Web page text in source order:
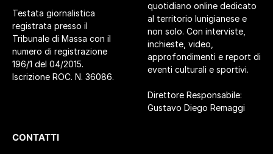
Testata giornalistica
registrata presso il
Tribunale di Massa con il
numero di registrazione
196/1 del 04/2015.
Iscrizione ROC. N. 36086.
quotidiano online dedicato
al territorio lunigianese e
non solo. Con interviste,
inchieste, video,
approfondimenti e report di
eventi culturali e sportivi.
Direttore Responsabile:
Gustavo Diego Remaggi
CONTATTI